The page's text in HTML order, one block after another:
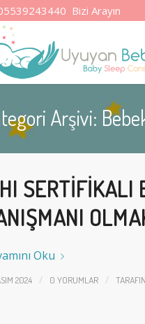
Bizi Arayın
Arşivi:
SERTIFIKALI
Oku
2024 / 0 YORUMLAR /